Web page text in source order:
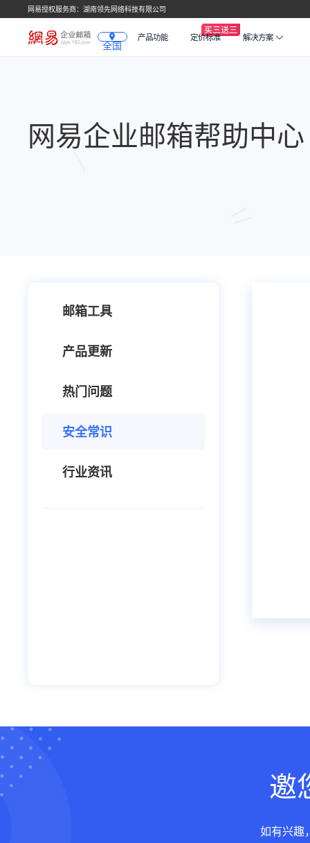
网易授权服务商：湖南领先网络科技有限公司
全国
产品功能 定价标准 解决方案
网易企业邮箱帮助中心
邮箱工具
产品更新
热门问题
安全常识
行业资讯
邀
如有兴趣